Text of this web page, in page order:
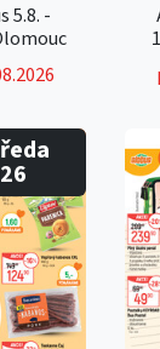
5.8. -